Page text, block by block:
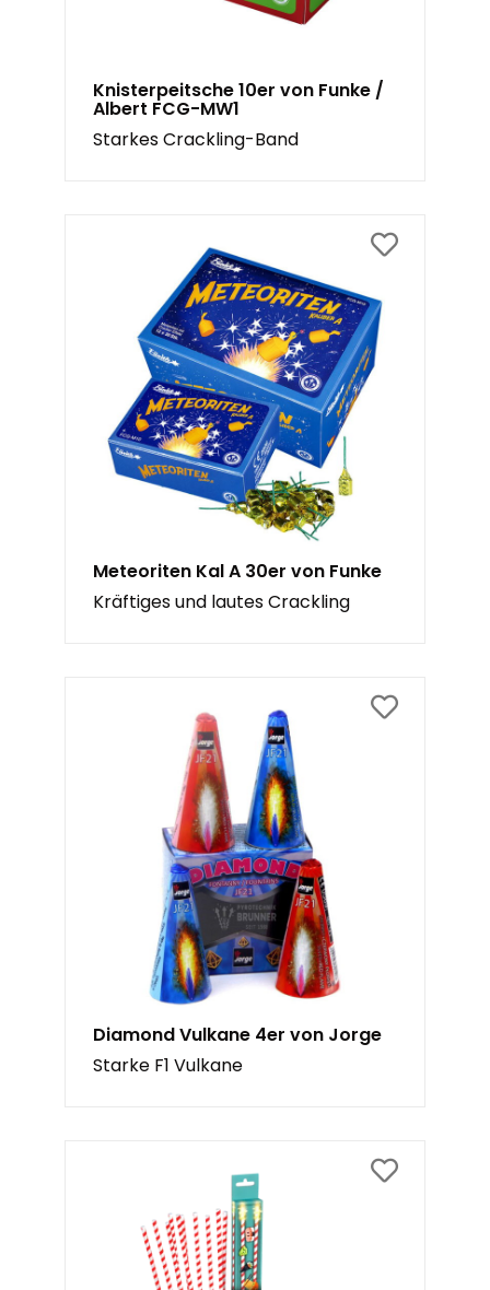
Knisterpeitsche 10er von Funke /
Albert FCG-MW1
Starkes Crackling-Band
Meteoriten Kal A 30er von Funke
Kräftiges und lautes Crackling
Diamond Vulkane 4er von Jorge
Starke F1 Vulkane